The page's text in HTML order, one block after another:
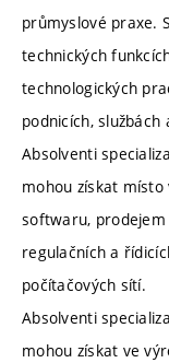
průmyslové praxe.
technických
technologických
podnicích, službách
Absolventi
mohou získat místo
softwaru,
regulačních a
počítačových sítí.
Absolventi
mohou získat ve